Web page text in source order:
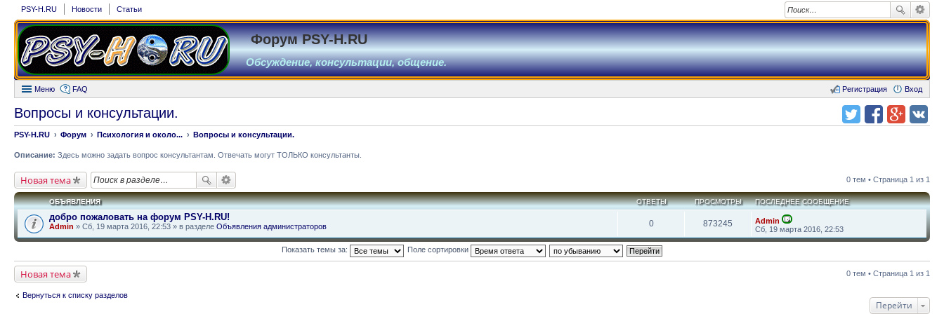
PSY-H.RU Новости Статьи
Форум PSY-H.RU
Обсуждение, консультации, общение.
Меню FAQ Вход
Регистрация
Вопросы и консультации.
PSY-H.RU Форум Психология и около... Вопросы и консультации.
Описание: Здесь можно задать вопрос консультантам. Отвечать могут ТОЛЬКО консультанты.
Новая тема 0 тем • Страница 1 из 1
ОБЪЯВЛЕНИЯ ОТВЕТЫ ПРОСМОТРЫ ПОСЛЕДНЕЕ СООБЩЕНИЕ
добро пожаловать на форум PSY-H.RU!
Admin » Сб, 19 марта 2016, 22:53 » в разделе Объявления администраторов 0 873245 Admin
П
е
р
й
Сб, 19 марта 2016, 22:53
Показать темы за: Поле сортировки
Новая тема 0 тем • Страница 1 из 1
Вернуться к списку разделов
Перейти